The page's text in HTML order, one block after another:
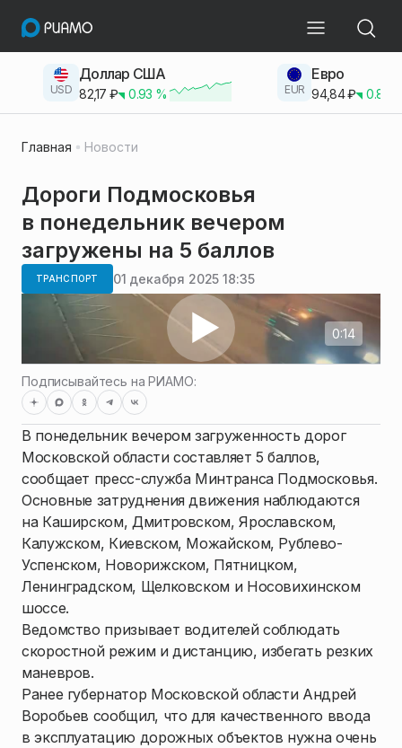
USD
Доллар США
82,17 ₽ 0.93 % EUR
Евро
94,84₽ 0.83
Главная Новости
Дороги Подмосковья
в понедельник вечером
загружены на 5 баллов
ТРАНСПОРТ 01 декабря 2025 18:35
0:14
Подписывайтесь на РИАМО:
В понедельник вечером загруженность дорог
Московской области составляет 5 баллов,
сообщает пресс-служба Минтранса Подмосковья.
Основные затруднения движения наблюдаются
на Каширском, Дмитровском, Ярославском,
Калужском, Киевском, Можайском, Рублево-
Успенском, Новорижском, Пятницком,
Ленинградском, Щелковском и Носовихинском
шоссе.
Ведомство призывает водителей соблюдать
скоростной режим и дистанцию, избегать резких
маневров.
Ранее губернатор Московской области Андрей
Воробьев сообщил, что для качественного ввода
в эксплуатацию дорожных объектов нужна очень